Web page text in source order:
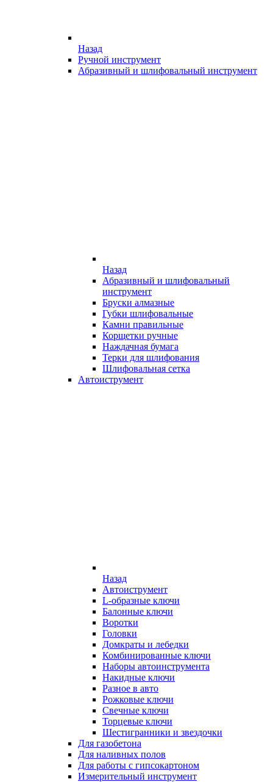
Назад
Ручной инструмент
Абразивный и шлифовальный инструмент
Назад
Абразивный и шлифовальный
инструмент
Бруски алмазные
Губки шлифовальные
Камни правильные
Корщетки ручные
Наждачная бумага
Терки для шлифования
Шлифовальная сетка
Автоиструмент
Назад
Автоиструмент
L-образные ключи
Балонные ключи
Воротки
Головки
Домкраты и лебедки
Комбинированные ключи
Наборы автоинструмента
Накидные ключи
Разное в авто
Рожковые ключи
Свечные ключи
Торцевые ключи
Шестигранники и звездочки
Для газобетона
Для наливных полов
Для работы с гипсокартоном
Измерительный инструмент